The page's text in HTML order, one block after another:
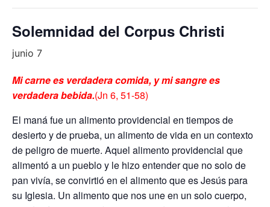
Solemnidad del Corpus Christi
junio 7
Mi carne es verdadera comida, y mi sangre es
verdadera bebida.(Jn 6, 51-58)
El maná fue un alimento providencial en tiempos de
desierto y de prueba, un alimento de vida en un contexto
de peligro de muerte. Aquel alimento providencial que
alimentó a un pueblo y le hizo entender que no solo de
pan vivía, se convirtió en el alimento que es Jesús para
su Iglesia. Un alimento que nos une en un solo cuerpo,